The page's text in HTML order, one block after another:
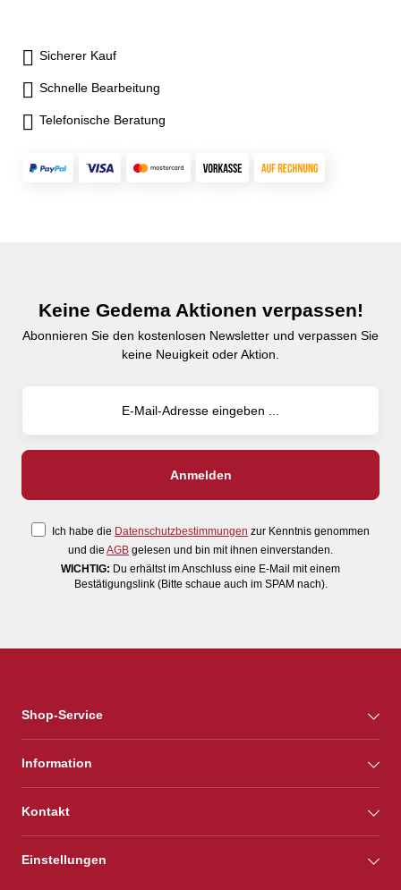
Sicherer Kauf
Schnelle Bearbeitung
Telefonische Beratung
Keine Gedema Aktionen verpassen!
Abonnieren Sie den kostenlosen Newsletter und verpassen Sie
keine Neuigkeit oder Aktion.
Ich habe die Datenschutzbestimmungen zur Kenntnis genommen
und die AGB gelesen und bin mit ihnen einverstanden.
WICHTIG: Du erhältst im Anschluss eine E-Mail mit einem
Bestätigungslink (Bitte schaue auch im SPAM nach).
Shop-Service
Information
Kontakt
Einstellungen